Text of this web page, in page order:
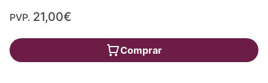
PVP. 21,00€
Comprar